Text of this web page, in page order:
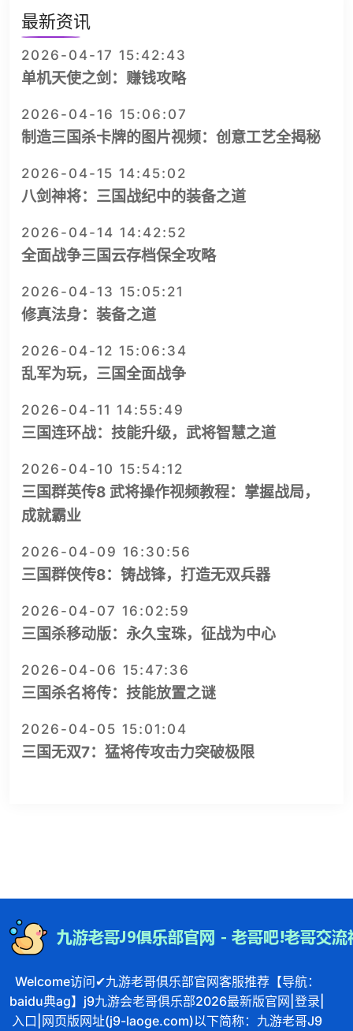
最新资讯
2026-04-17 15:42:43
单机天使之剑：赚钱攻略
2026-04-16 15:06:07
制造三国杀卡牌的图片视频：创意工艺全揭秘
2026-04-15 14:45:02
八剑神将：三国战纪中的装备之道
2026-04-14 14:42:52
全面战争三国云存档保全攻略
2026-04-13 15:05:21
修真法身：装备之道
2026-04-12 15:06:34
乱军为玩，三国全面战争
2026-04-11 14:55:49
三国连环战：技能升级，武将智慧之道
2026-04-10 15:54:12
三国群英传8 武将操作视频教程：掌握战局，
成就霸业
2026-04-09 16:30:56
三国群侠传8：铸战锋，打造无双兵器
2026-04-07 16:02:59
三国杀移动版：永久宝珠，征战为中心
2026-04-06 15:47:36
三国杀名将传：技能放置之谜
2026-04-05 15:01:04
三国无双7：猛将传攻击力突破极限
Welcome访问✔九游老哥俱乐部官网客服推荐【导航：
baidu典ag】j9九游会老哥俱乐部2026最新版官网|登录|
入口|网页版网址(j9-laoge.com)以下简称：九游老哥J9